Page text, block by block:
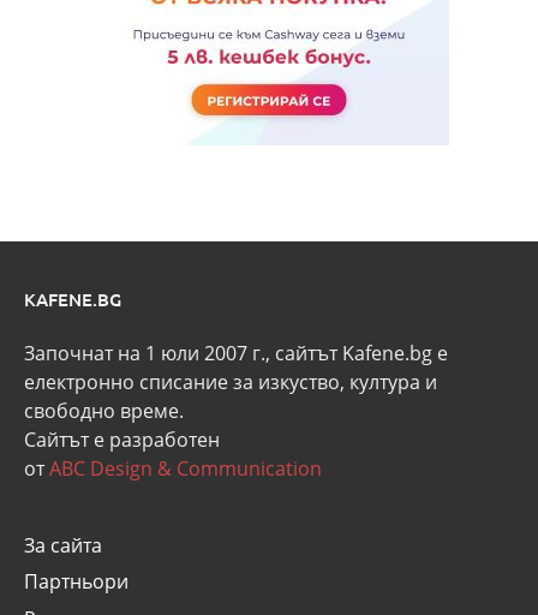
KAFENE.BG
Започнат на 1 юли 2007 г., сайтът Kafene.bg e
eлектронно списание за изкуство, култура и
свободно време.
Сайтът е разработен
отABC Design & Communication
За сайта
Партньори